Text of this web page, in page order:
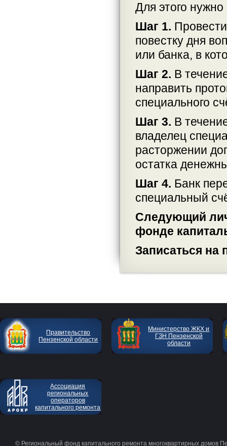
Для этого
Шаг 1.
повестку дня
или банка, в
Шаг 2. В
направить
специального
Шаг 3. В
владелец
расторжении
остатка
Шаг 4. Банк
специальный
Следующий
фонде
Записаться на
Правительство
Пензенской области
Министерство ЖКХ и
ГЗН Пензенской
области
Ассоциация
региональных
операторов
капитального ремонта
© Региональный фонд капитального ремонта многоквартирных домов